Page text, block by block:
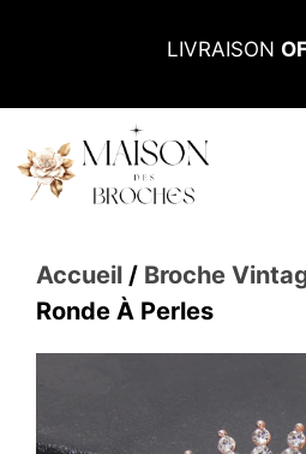
LIVRAISON
Accueil / Broche
Ronde À Perles